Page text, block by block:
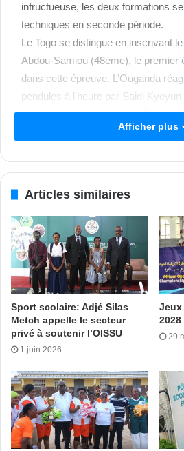
infructueuse, les deux formations
techniques en seconde période.
Le Togo se distingue en inscrivant
Abdou-Samiou (48ème), le premier
dans cette épreuve. L’Ouganda
pendules à l’heure par Saidi Kyeyun
Sept minutes plus tard, les
grâce à Yendoutie Nane (57ème).
Mardi 26 janvier 2021, le Togo va à
pour chercher la qualification. Le
d’un match nul pour se qualifier
Adou Mel
Afficher plus
Articles similaires
Sport scolaire: Adjé Silas
Metch appelle le secteur
privé à soutenir l’OISSU
1 juin 2026
Jeux
2028
29